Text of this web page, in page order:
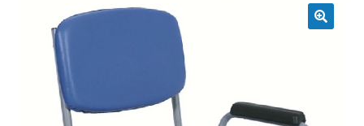
Maternité
Accessoires Salle de bain
Vêtements & Chaussures